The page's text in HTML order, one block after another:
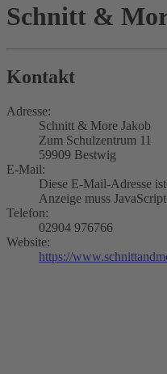
Schnitt &
Kontakt
Adresse:
Schnitt & More Jakob
Zum Schulzentrum 11
59909 Bestwig
E-Mail:
Diese E-Mail-Adresse
Anzeige muss
Telefon:
02904 976766
Website:
https://